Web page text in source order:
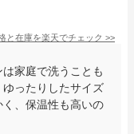
と在庫を楽天でチェック >>
家庭で洗うことも
ったりしたサイズ
、保温性も高いの